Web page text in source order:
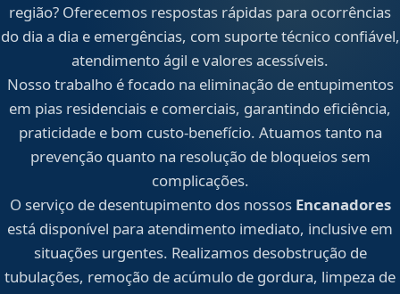
região? Oferecemos respostas rápidas para ocorrências
do dia a dia e emergências, com suporte técnico confiável,
atendimento ágil e valores acessíveis.
Nosso trabalho é focado na eliminação de entupimentos
em pias residenciais e comerciais, garantindo eficiência,
praticidade e bom custo-benefício. Atuamos tanto na
prevenção quanto na resolução de bloqueios sem
complicações.
O serviço de desentupimento dos nossos Encanadores
está disponível para atendimento imediato, inclusive em
situações urgentes. Realizamos desobstrução de
tubulações, remoção de acúmulo de gordura, limpeza de